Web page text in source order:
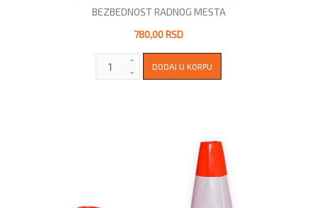
BEZBEDNOST RADNOG MESTA
780,00 RSD